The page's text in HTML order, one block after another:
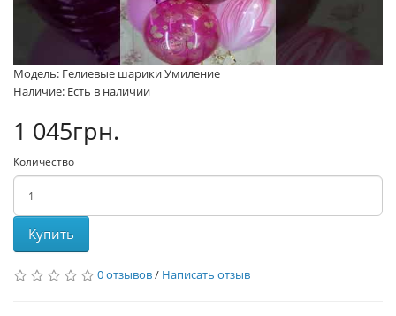
Модель: Гелиевые шарики Умиление
Наличие: Есть в наличии
1 045грн.
Количество
Купить
0 отзывов/ Написать отзыв